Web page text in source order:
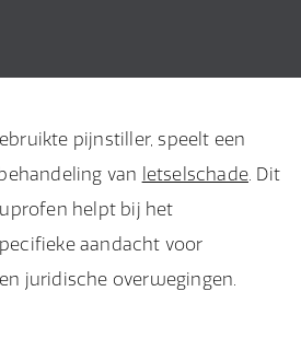
pijnstiller, speelt een
van letselschade. Dit
helpt bij het
aandacht voor
juridische overwegingen.